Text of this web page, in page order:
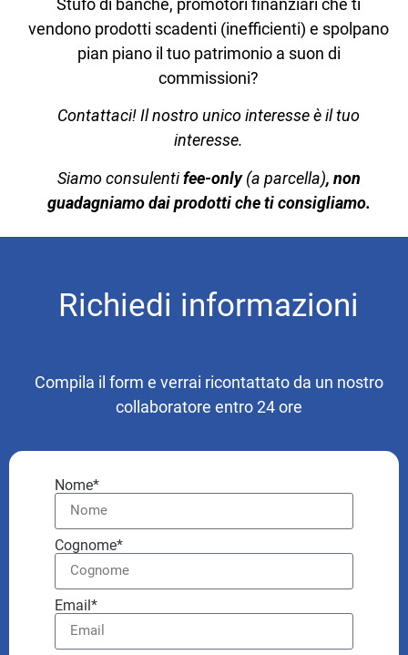
Stufo di banche, promotori finanziari che ti
vendono prodotti scadenti (inefficienti) e spolpano
pian piano il tuo patrimonio a suon di
commissioni?
Contattaci! Il nostro unico interesse è il tuo
interesse.
Siamo consulentifee-only(a parcella), non
guadagniamo dai prodotti che ti consigliamo.
Richiedi informazioni
Compila il form e verrai ricontattato da un nostro
collaboratore entro 24 ore
Nome*
Cognome*
Email*